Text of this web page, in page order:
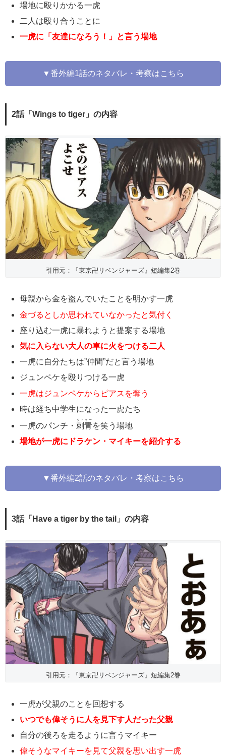
場地に殴りかかる一虎
二人は殴り合うことに
一虎に「友達になろう！」と言う場地
▼番外編1話のネタバレ・考察はこちら
2話「Wings to tiger」の内容
引用元：『東京卍リベンジャーズ』短編集2巻
母親から金を盗んでいたことを明かす一虎
金づるとしか思われていなかったと気付く
座り込む一虎に暴れようと提案する場地
気に入らない大人の車に火をつける二人
一虎に自分たちは”仲間”だと言う場地
ジュンペケを殴りつける一虎
一虎はジュンペケからピアスを奪う
時は経ち中学生になった一虎たち
一虎のパンチ・刺青
タトゥー
を笑う場地
場地が一虎にドラケン・マイキーを紹介する
▼番外編2話のネタバレ・考察はこちら
3話「Have a tiger by the tail」の内容
引用元：『東京卍リベンジャーズ』短編集2巻
一虎が父親のことを回想する
いつでも偉そうに人を見下す人だった父親
自分の後ろを走るように言うマイキー
偉そうなマイキーを見て父親を思い出す一虎